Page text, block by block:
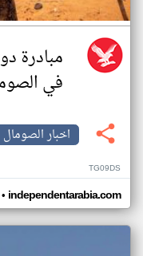
مبادرة
في
اخبار الصومال
TG09DS
• independentarabia.com